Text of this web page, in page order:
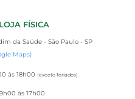
FÍSICA
da Saúde - São Paulo - SP
Maps)
às 18h00(exceto feriados)
às 17h00